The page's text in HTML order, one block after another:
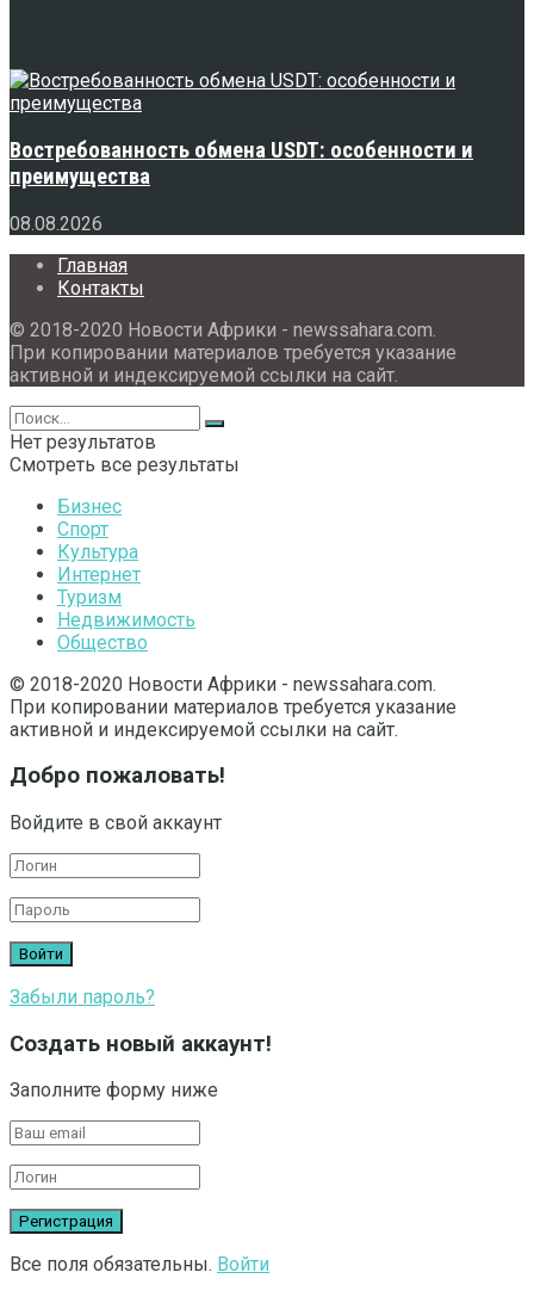
Востребованность обмена USDT: особенности и
преимущества
08.08.2026
Главная
Контакты
© 2018-2020 Новости Африки - newssahara.com.
При копировании материалов требуется указание
активной и индексируемой ссылки на сайт.
Нет результатов
Смотреть все результаты
Бизнес
Спорт
Культура
Интернет
Туризм
Недвижимость
Общество
© 2018-2020 Новости Африки - newssahara.com.
При копировании материалов требуется указание
активной и индексируемой ссылки на сайт.
Добро пожаловать!
Войдите в свой аккаунт
Забыли пароль?
Создать новый аккаунт!
Заполните форму ниже
Все поля обязательны. Войти